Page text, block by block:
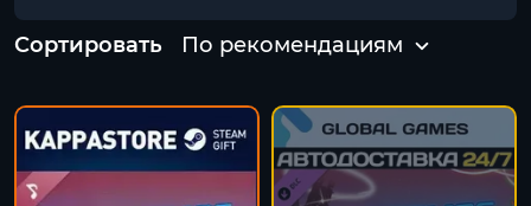
Сортировать По рекомендациям